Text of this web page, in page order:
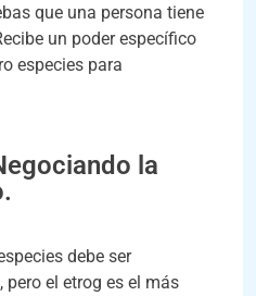
que una persona tiene
un poder específico
especies para
la
debe ser
el etrog es el más